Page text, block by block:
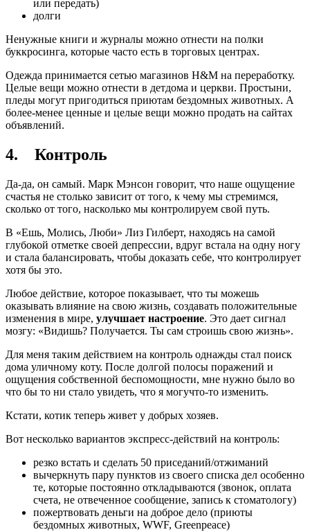
или передать)
долги
Ненужные книги и журналы можно отнести на полки
буккросинга, которые часто есть в торговых центрах.
Одежда принимается сетью магазинов H&M на переработку.
Целые вещи можно отнести в детдома и церкви. Простыни,
пледы могут пригодиться приютам бездомных животных. А
более-менее ценные и целые вещи можно продать на сайтах
объявлений.
4. Контроль
Да-да, он самый. Марк Мэнсон говорит, что наше ощущение
счастья не столько зависит от того, к чему мы стремимся,
сколько от того, насколько мы контролируем свой путь.
В «Ешь, Молись, Люби» Лиз Гилберт, находясь на самой
глубокой отметке своей депрессии, вдруг встала на одну ногу
и стала балансировать, чтобы доказать себе, что контролирует
хотя бы это.
Любое действие, которое показывает, что ты можешь
оказывать влияние на свою жизнь, создавать положительные
изменения в мире, улучшает настроение. Это дает сигнал
мозгу: «Видишь? Получается. Ты сам строишь свою жизнь».
Для меня таким действием на контроль однажды стал поиск
дома уличному коту. После долгой полосы поражений и
ощущения собственной беспомощности, мне нужно было во
что бы то ни стало увидеть, что я могучто-то изменить.
Кстати, котик теперь живет у добрых хозяев.
Вот несколько вариантов экспресс-действий на контроль:
резко встать и сделать 50 приседаний/отжиманий
вычеркнуть пару пунктов из своего списка дел особенно
те, которые постоянно откладываются (звонок, оплата
счета, не отвеченное сообщение, запись к стоматологу)
пожертвовать деньги на доброе дело (приюты
бездомных животных, WWF, Greenpeace)